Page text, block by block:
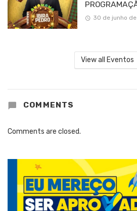
30 de junho
View all Eventos
COMMENTS
Comments are closed.